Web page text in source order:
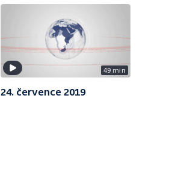
49 min
24. července 2019